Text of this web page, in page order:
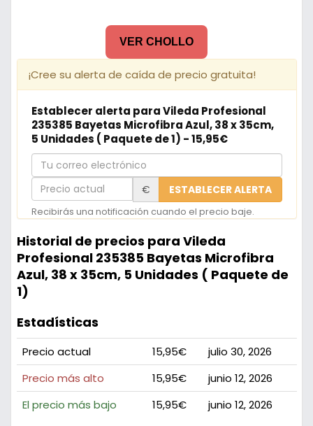
VER CHOLLO
¡Cree su alerta de caída de precio gratuita!
Establecer alerta para Vileda Profesional
235385 Bayetas Microfibra Azul, 38 x 35cm,
5 Unidades ( Paquete de 1) - 15,95€
Tu
correo
electrónico
Precio
actual
€ ESTABLECER ALERTA
Recibirás una notificación cuando el precio baje.
Historial de precios para Vileda
Profesional 235385 Bayetas Microfibra
Azul, 38 x 35cm, 5 Unidades ( Paquete de
1)
Estadísticas
Precio actual 15,95€
julio 30, 2026
Precio más alto
15,95€
junio 12, 2026
El precio más bajo
15,95€ junio 12, 2026